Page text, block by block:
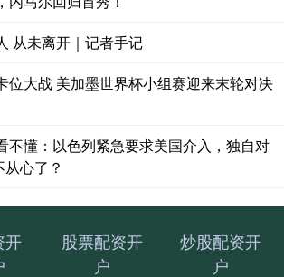
从未离开｜记者手记
位大战 美加墨世界杯小组赛迎来末轮对决
不懂：以色列紧急要求美国介入，独自对
心了？
开
股票配资开
户
炒股配资开
户